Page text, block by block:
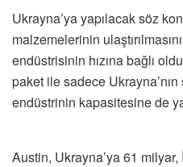
Ukrayna’ya yapılacak söz
malzemelerinin
endüstrisinin hızına bağlı
paket ile sadece
endüstrinin kapasitesine de
Austin, Ukrayna’ya 61 milyar,